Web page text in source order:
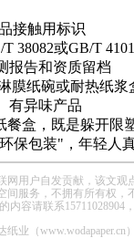
接触用标识
38082或GB/T
报告和资质留档
膜纸碗或耐热纸
有异味产品
餐盒，既是躲开限
保包装"，年轻人
网用户自发贡献，该文观
间服务，不拥有所有权，
内容请联系15711028904
业（www.wodapaper.cn